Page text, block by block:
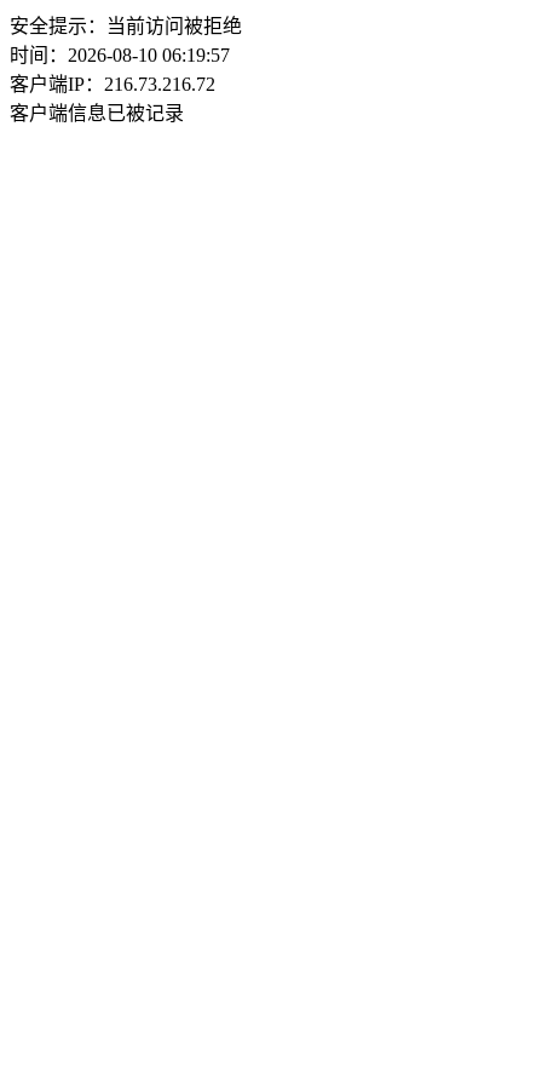
安全提示：当前访问被拒绝
时间：2026-08-10 06:19:57
客户端IP：216.73.216.72
客户端信息已被记录